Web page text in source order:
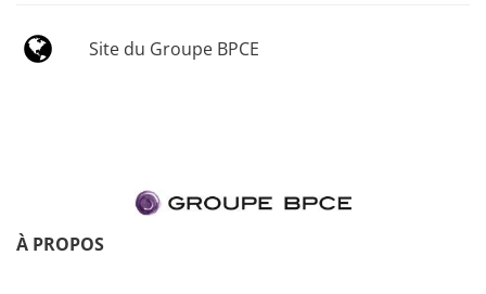
Site du Groupe BPCE
À PROPOS